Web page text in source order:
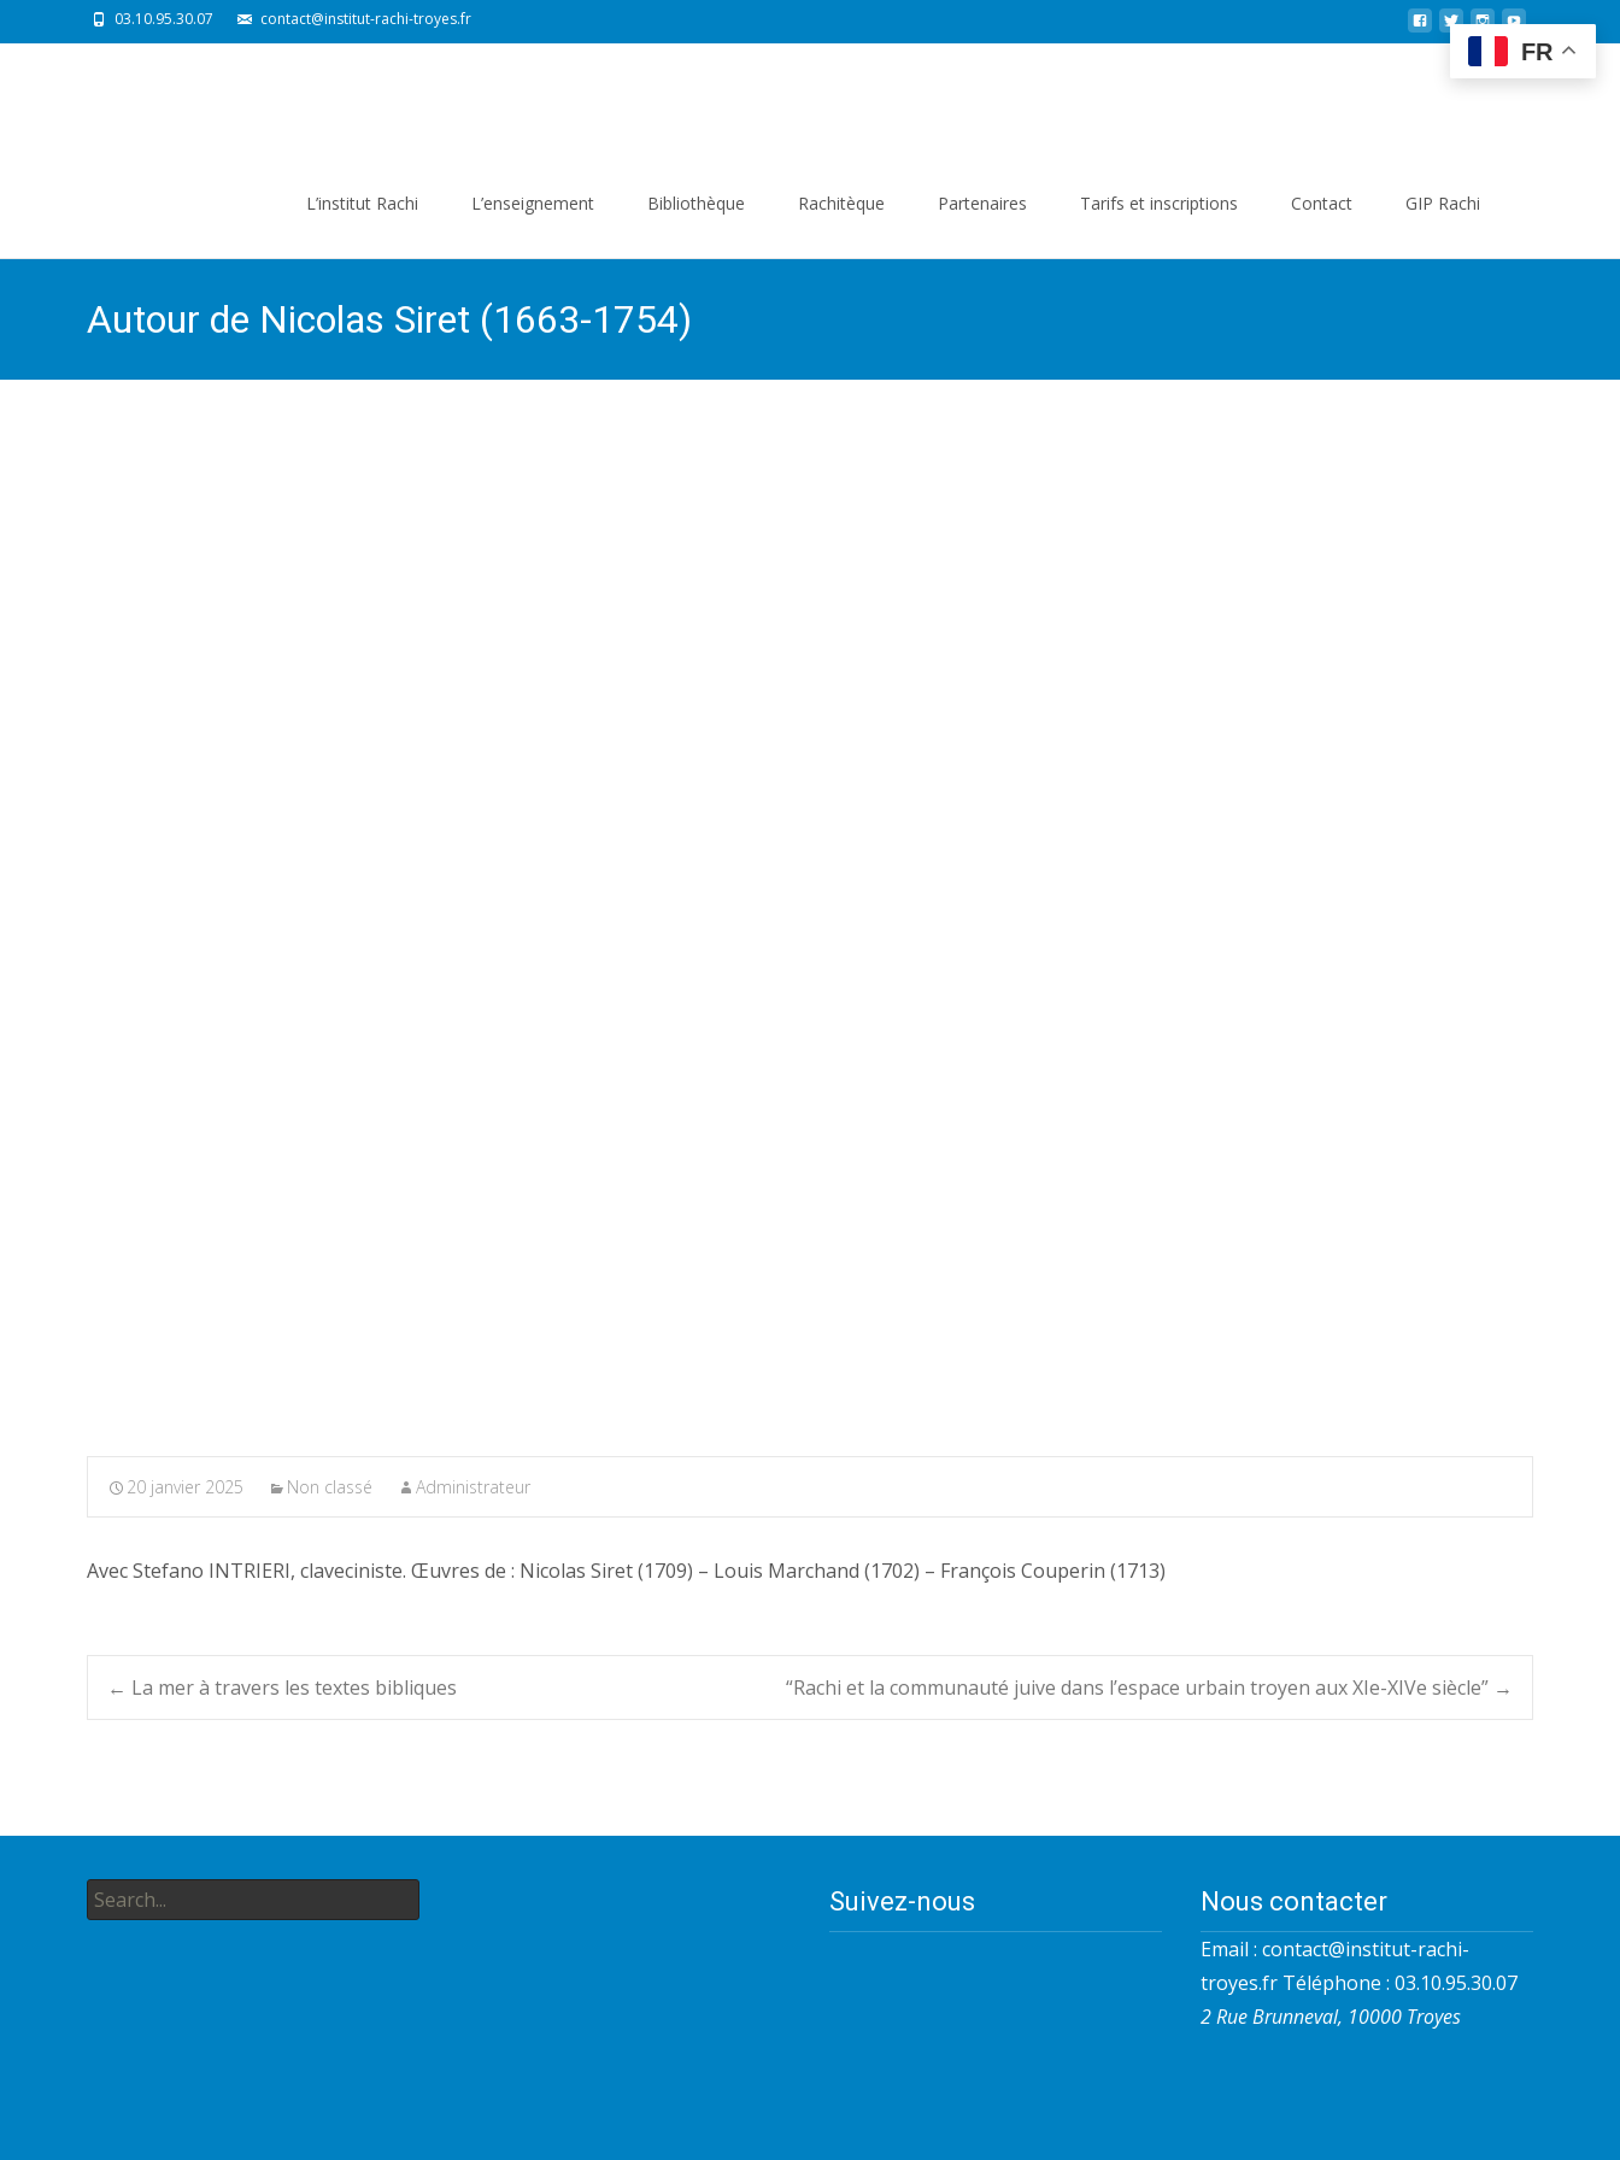
03.10.95.30.07 contact@institut-rachi-troyes.fr
L’institut Rachi L’enseignement Bibliothèque Rachitèque Partenaires Tarifs et inscriptions Contact GIP Rachi
Autour de Nicolas Siret (1663-1754)
20 janvier 2025 Non classé Administrateur
Avec Stefano INTRIERI, claveciniste. Œuvres de : Nicolas Siret (1709) – Louis Marchand (1702) – François Couperin (1713)
Post
← La mer à travers les textes bibliques “Rachi et la communauté juive dans l’espace urbain troyen aux XIe-XIVe siècle” →
Search
for:
Suivez-nous Nous contacter
Email : contact@institut-rachi-
troyes.fr Téléphone : 03.10.95.30.07
2 Rue Brunneval, 10000 Troyes
FR